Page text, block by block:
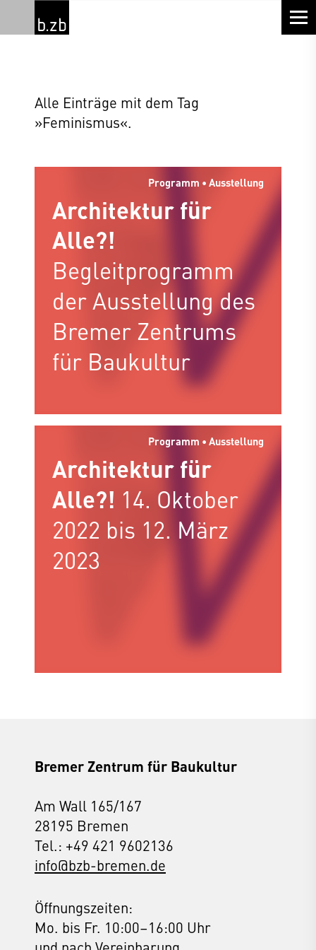
Alle Einträge mit dem Tag
»Feminismus«.
Programm • Ausstellung
Architektur für
Alle?!
Begleitprogramm
der Ausstellung des
Bremer Zentrums
für Baukultur
Programm • Ausstellung
Architektur für
Alle?! 14. Oktober
2022 bis 12. März
2023
Bremer Zentrum für Baukultur
Am Wall 165/167
28195 Bremen
Tel.: +49 421 9602136
info@bzb-bremen.de
Öffnungszeiten:
Mo. bis Fr. 10:00–16:00 Uhr